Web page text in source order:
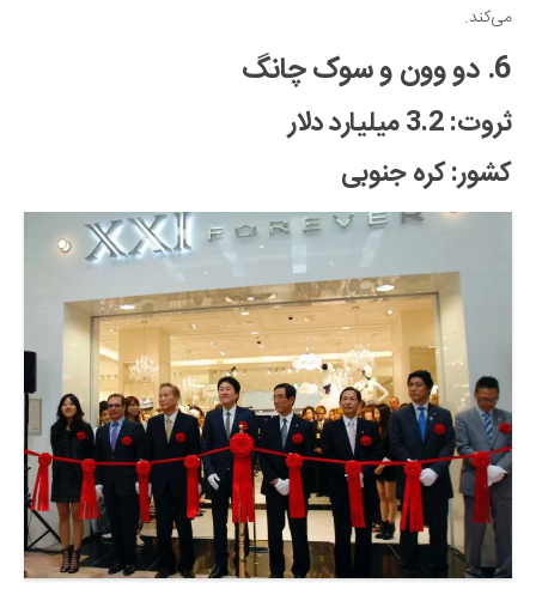
می‌کند.
6. دو وون و سوک چانگ
ثروت: 3.2 میلیارد دلار
کشور: کره جنوبی